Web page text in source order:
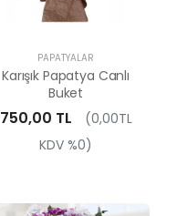
PAPATYALAR
Karışık Papatya Canlı
Buket
750,00 TL
(0,00TL
KDV %0)